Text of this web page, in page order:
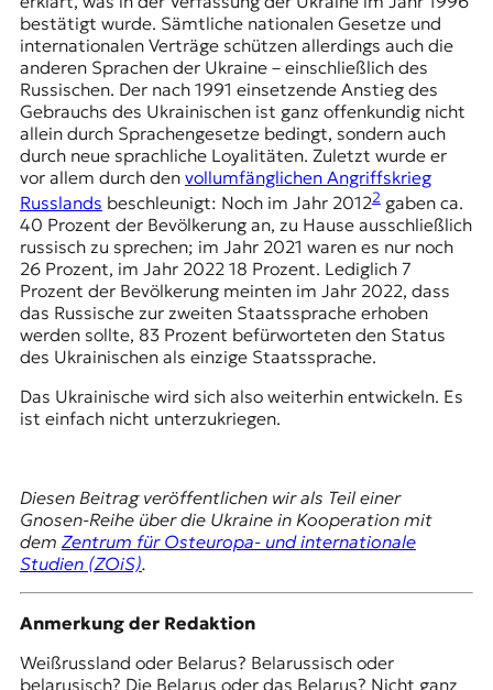
bestätigt wurde. Sämtliche nationalen Gesetze und
internationalen Verträge schützen allerdings auch die
anderen Sprachen der Ukraine – einschließlich des
Russischen. Der nach 1991 einsetzende Anstieg des
Gebrauchs des Ukrainischen ist ganz offenkundig nicht
allein durch Sprachengesetze bedingt, sondern auch
durch neue sprachliche Loyalitäten. Zuletzt wurde er
vor allem durch den vollumfänglichen Angriffskrieg
Russlands beschleunigt: Noch im Jahr 20122gaben ca.
40 Prozent der Bevölkerung an, zu Hause ausschließlich
russisch zu sprechen; im Jahr 2021 waren es nur noch
26 Prozent, im Jahr 2022 18 Prozent. Lediglich 7
Prozent der Bevölkerung meinten im Jahr 2022, dass
das Russische zur zweiten Staatssprache erhoben
werden sollte, 83 Prozent befürworteten den Status
des Ukrainischen als einzige Staatssprache.
Das Ukrainische wird sich also weiterhin entwickeln. Es
ist einfach nicht unterzukriegen.
Diesen Beitrag veröffentlichen wir als Teil einer
Gnosen-Reihe über die Ukraine in Kooperation mit
dem Zentrum für Osteuropa- und internationale
Studien (ZOiS).
Anmerkung der Redaktion
Weißrussland oder Belarus? Belarussisch oder
belarusisch? Die Belarus oder das Belarus? Nicht ganz